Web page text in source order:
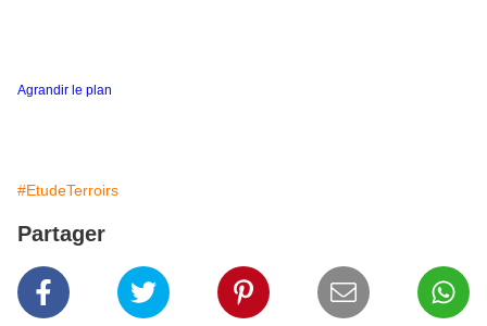
Agrandir le plan
#EtudeTerroirs
Partager